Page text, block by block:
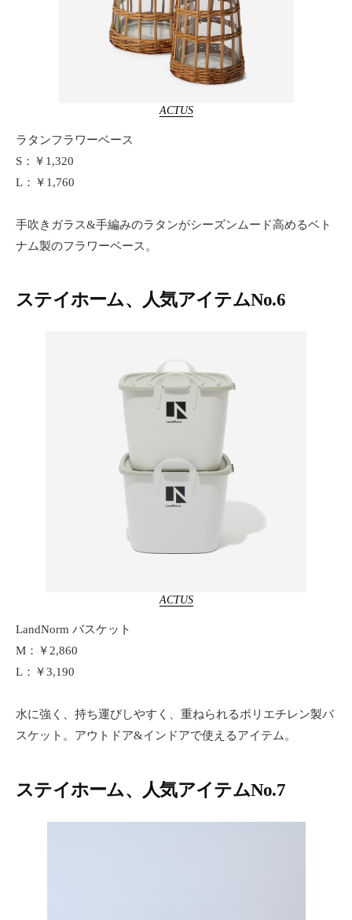
ACTUS
ラタンフラワーベース
S：￥1,320
L：￥1,760
手吹きガラス&手編みのラタンがシーズンムード高めるベト
ナム製のフラワーベース。
ステイホーム、人気アイテムNo.6
ACTUS
LandNorm バスケット
M：￥2,860
L：￥3,190
水に強く、持ち運びしやすく、重ねられるポリエチレン製バ
スケット。アウトドア&インドアで使えるアイテム。
ステイホーム、人気アイテムNo.7